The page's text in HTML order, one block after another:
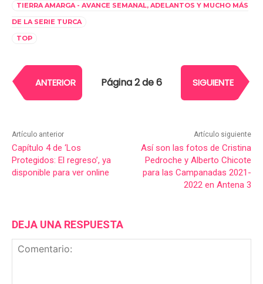
TIERRA AMARGA - AVANCE SEMANAL, ADELANTOS Y MUCHO MÁS
DE LA SERIE TURCA
TOP
ANTERIOR Página 2 de 6 SIGUIENTE
Artículo anterior
Capítulo 4 de ‘Los
Protegidos: El regreso’, ya
disponible para ver online
Artículo siguiente
Así son las fotos de Cristina
Pedroche y Alberto Chicote
para las Campanadas 2021-
2022 en Antena 3
DEJA UNA RESPUESTA